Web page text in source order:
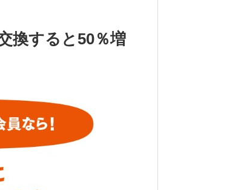
換すると50％増